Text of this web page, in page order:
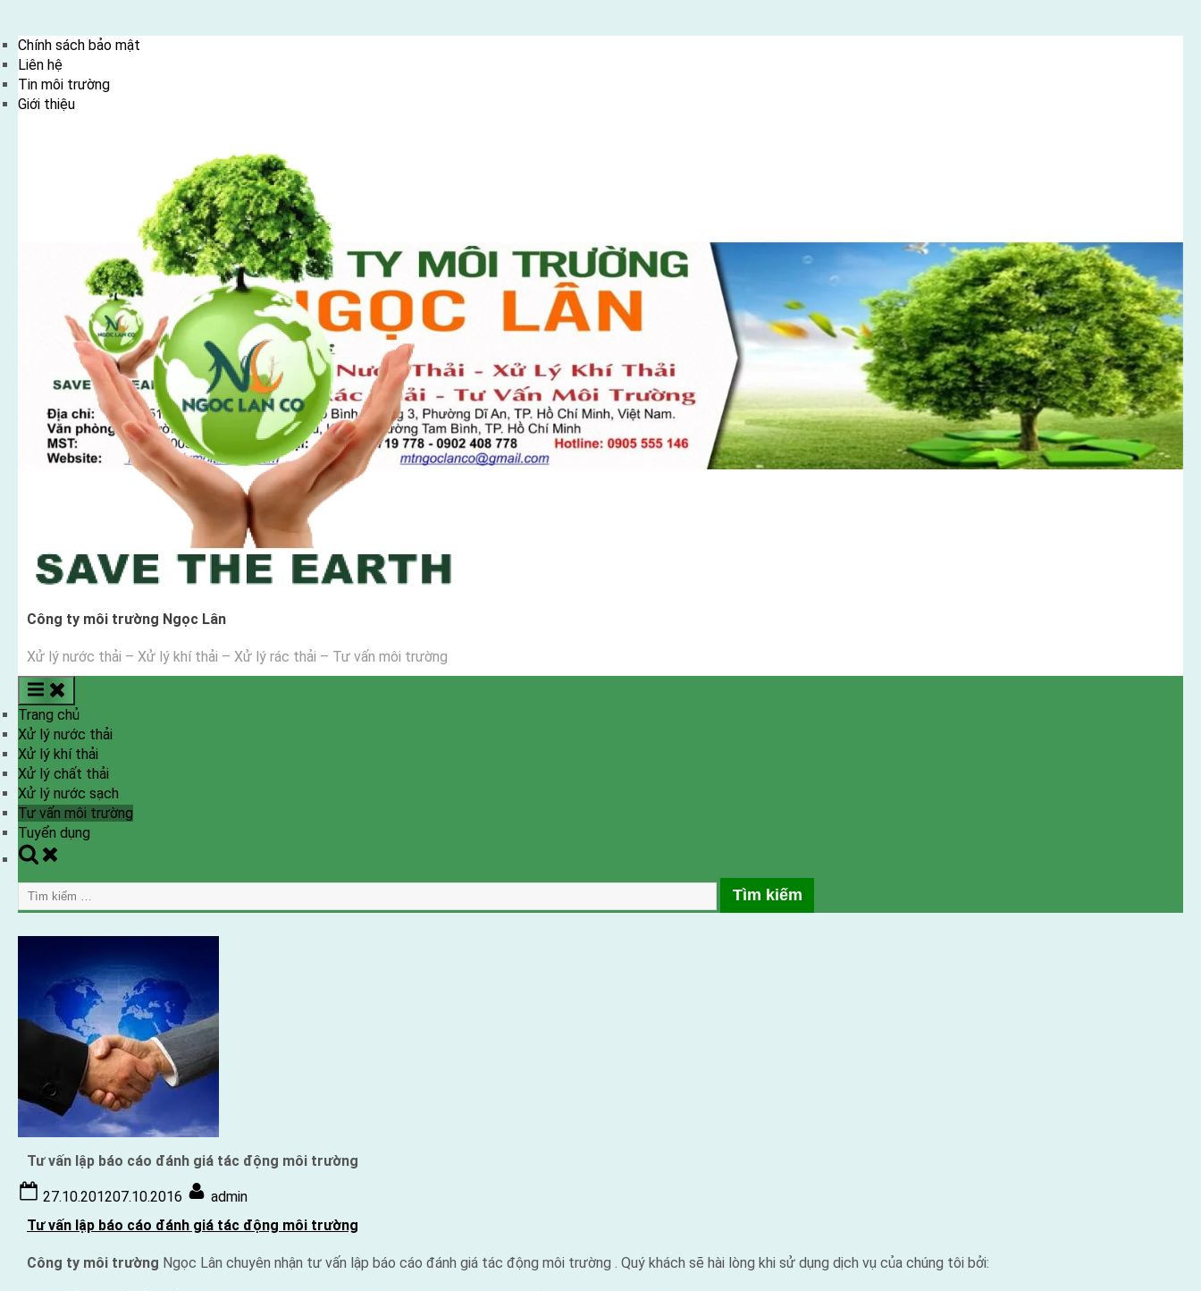
Skip
to
content
Chính sách bảo mật
Liên hệ
Tin môi trường
Giới thiệu
Công ty môi trường Ngọc Lân
Xử lý nước thải – Xử lý khí thải – Xử lý rác thải – Tư vấn môi trường
Trang chủ
Xử lý nước thải
Xử lý khí thải
Xử lý chất thải
Xử lý nước sạch
Tư vấn môi trường
Tuyển dụng
Toggle
form
Tìm
kiếm
cho:
Tư vấn lập báo cáo đánh giá tác động môi trường
Posted
27.10.201207.10.2016 By
admin
Tư vấn lập báo cáo đánh giá tác động môi trường
Công ty môi trường Ngọc Lân chuyên nhận tư vấn lập báo cáo đánh giá tác động môi trường . Quý khách sẽ hài lòng khi sử dụng dịch vụ của chúng tôi bởi: